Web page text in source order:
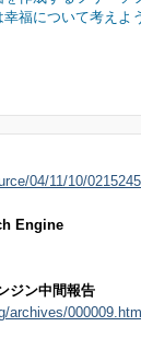
福について考えよ
04/11/10/
Engine
ジン中間報告
archives/000009.html